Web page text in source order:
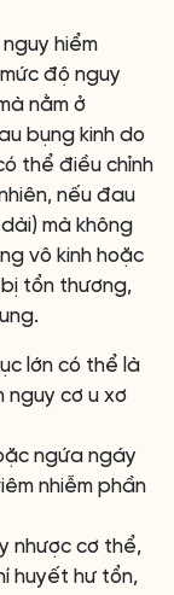
hiểm
độ nguy
nằm ở
bụng kinh do
thể điều chỉnh
nếu đau
mà không
vô kinh hoặc
tổn thương,
lớn có thể là
nguy cơ u xơ
ngứa ngáy
nhiễm phần
nhược cơ thể,
huyết hư tổn,